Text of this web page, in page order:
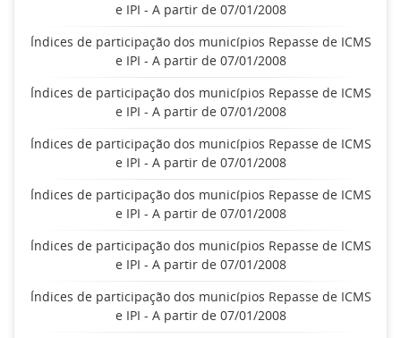
e IPI - A partir de 07/01/2008
Índices de participação dos municípios Repasse de ICMS
e IPI - A partir de 07/01/2008
Índices de participação dos municípios Repasse de ICMS
e IPI - A partir de 07/01/2008
Índices de participação dos municípios Repasse de ICMS
e IPI - A partir de 07/01/2008
Índices de participação dos municípios Repasse de ICMS
e IPI - A partir de 07/01/2008
Índices de participação dos municípios Repasse de ICMS
e IPI - A partir de 07/01/2008
Índices de participação dos municípios Repasse de ICMS
e IPI - A partir de 07/01/2008